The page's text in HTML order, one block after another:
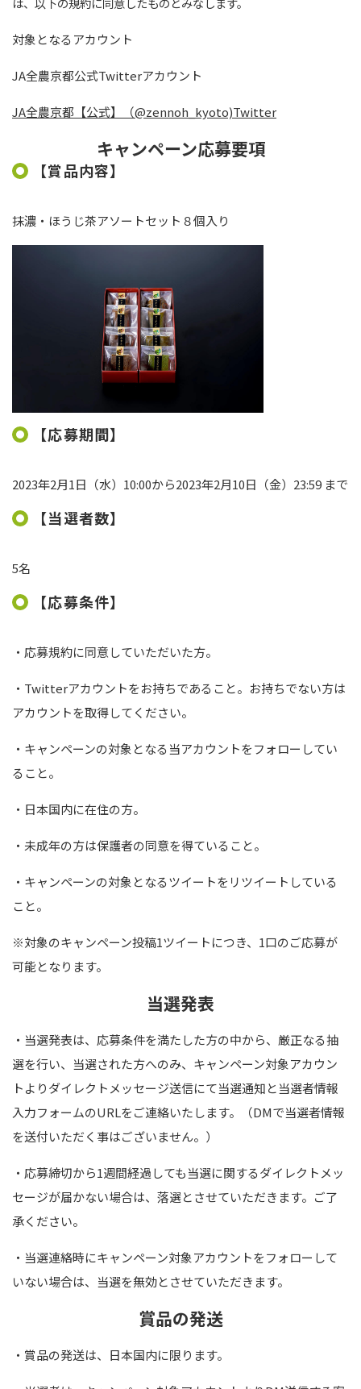
対象となるアカウント
JA全農京都公式Twitterアカウント
JA全農京都【公式】（@zennoh_kyoto)Twitter
キャンペーン応募要項
【賞品内容】
抹濃・ほうじ茶アソートセット８個入り
【応募期間】
2023年2月1日（水）10:00から2023年2月10日（金）23:59 まで
【当選者数】
5名
【応募条件】
・応募規約に同意していただいた方。
・ Twitterアカウントをお持ちであること。お持ちでない方は
アカウントを取得してください。
・キャンペーンの対象となる当アカウントをフォローしてい
ること。
・日本国内に在住の方。
・未成年の方は保護者の同意を得ていること。
・キャンペーンの対象となるツイートをリツイートしている
こと。
※対象のキャンペーン投稿1ツイートにつき、 1口のご応募が
可能となります。
当選発表
・当選発表は、応募条件を満たした方の中から、厳正なる抽
選を行い、当選された方へのみ、キャンペーン対象アカウン
トよりダイレクトメッセージ送信にて当選通知と当選者情報
入力フォームのURLをご連絡いたします。（DMで当選者情報
を送付いただく事はございません。）
・応募締切から1週間経過しても当選に関するダイレクトメッ
セージが届かない場合は、落選とさせていただきます。ご了
承ください。
・当選連絡時にキャンペーン対象アカウントをフォローして
いない場合は、当選を無効とさせていただきます。
賞品の発送
・賞品の発送は、日本国内に限ります。